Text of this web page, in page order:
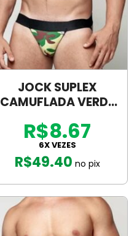
JOCK SUPLEX
CAMUFLADA VERDE
R$49.40 no pix
R$8.67
6X VEZES